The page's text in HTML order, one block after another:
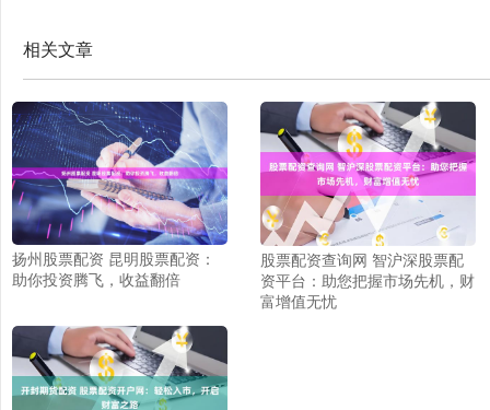
相关文章
扬州股票配资 昆明股票配资：
助你投资腾飞，收益翻倍
股票配资查询网 智沪深股票配
资平台：助您把握市场先机，财
富增值无忧